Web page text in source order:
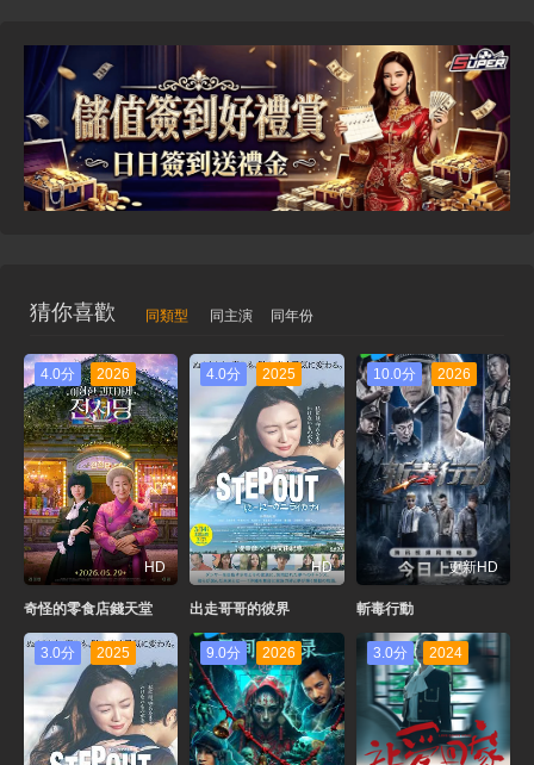
猜你喜歡 同類型 同主演 同年份
4.0分 2026
HD
奇怪的零食店錢天堂
4.0分 2025
HD
出走哥哥的彼界
10.0分 2026
更新HD
斬毒行動
3.0分 2025 9.0分 2026 3.0分 2024